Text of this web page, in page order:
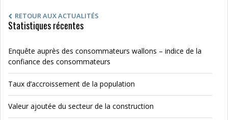
RETOUR AUX ACTUALITÉS
Statistiques récentes
Enquête auprès des consommateurs wallons – indice de la
confiance des consommateurs
Taux d’accroissement de la population
Valeur ajoutée du secteur de la construction